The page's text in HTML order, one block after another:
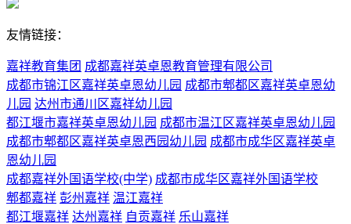
友情链接：
嘉祥教育集团 成都嘉祥英卓恩教育管理有限公司
成都市锦江区嘉祥英卓恩幼儿园 成都市郫都区嘉祥英卓恩幼
儿园 达州市通川区嘉祥幼儿园
都江堰市嘉祥英卓恩幼儿园 成都市温江区嘉祥英卓恩幼儿园
成都市郫都区嘉祥英卓恩西园幼儿园 成都市成华区嘉祥英卓
恩幼儿园
成都嘉祥外国语学校(中学) 成都市成华区嘉祥外国语学校
郫都嘉祥 彭州嘉祥 温江嘉祥
都江堰嘉祥 达州嘉祥 自贡嘉祥 乐山嘉祥